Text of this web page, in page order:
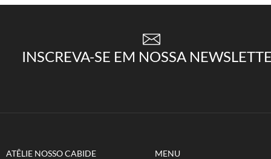
INSCREVA-SE EM NOSSA
ATÊLIE NOSSO CABIDE MENU